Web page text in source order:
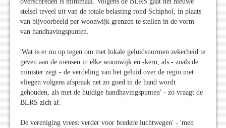
stelsel teveel uit van de totale belasting rond Schiphol, in plaats
van bijvoorbeeld per woonwijk grenzen te stellen in de vorm
van handhavingspunten.
'Wat is er nu op tegen om met lokale geluidsnormen zekerheid te
geven aan de mensen in elke woonwijk en -kern, als - zoals de
minister zegt - de verdeling van het geluid over de regio met
vliegen volgens afspraak net zo goed in de hand wordt
gehouden, als met de huidige handhavingspunten' - zo vraagt de
BLRS zich af.
De vereniging vreest verder voor bredere luchtwegen' - 'men